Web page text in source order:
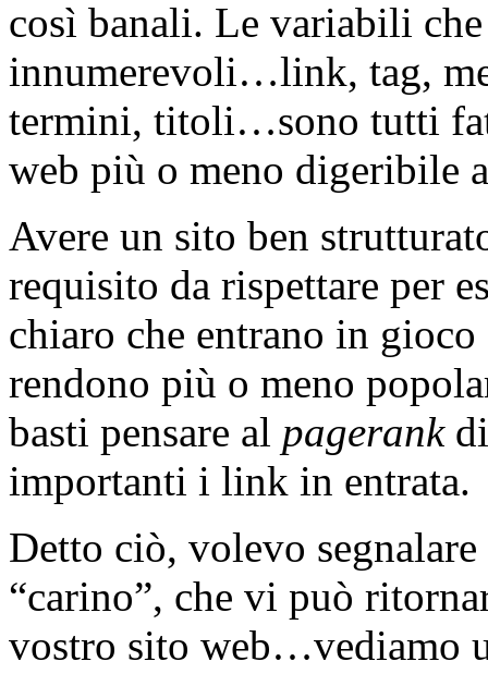
così banali. Le variabili
innumerevoli…link, tag,
termini, titoli…sono tutti
web più o meno digeribile
Avere un sito ben
requisito da rispettare per
chiaro che entrano in
rendono più o meno
basti pensare al pagerank
importanti i link in entrata.
Detto ciò, volevo
“carino”, che vi può
vostro sito web…vediamo